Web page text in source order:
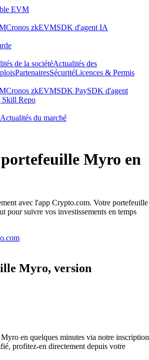
EVM
Cronos zkEVMSDK d'agent IA
de la sociétéActualités des
PartenairesSécuritéLicences & Permis
Cronos zkEVMSDK PaySDK d'agent
Skill Repo
Actualités du marché
Myro en
avec l'app Crypto.com. Votre portefeuille
pour suivre vos investissements en temps
Myro, version
en quelques minutes via notre inscription
profitez-en directement depuis votre